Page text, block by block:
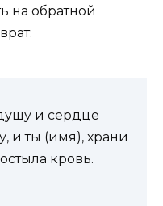
на обратной
и сердце
и ты (имя), храни
кровь.